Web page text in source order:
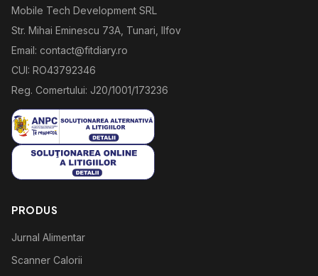
Mobile Tech Development SRL
Str. Mihai Eminescu 73A, Tunari, Ilfov
Email: contact@fitdiary.ro
CUI: RO43792346
Reg. Comertului: J20/1001/173236
PRODUS
Jurnal Alimentar
Scanner Calorii